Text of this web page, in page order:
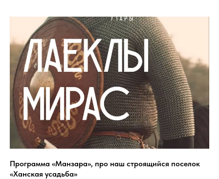
Программа «Манзара», про наш строящийся поселок
«Ханская усадьба»